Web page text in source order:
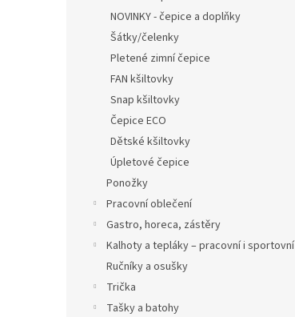
NOVINKY - čepice a doplňky
Šátky/čelenky
Pletené zimní čepice
FAN kšiltovky
Snap kšiltovky
Čepice ECO
Dětské kšiltovky
Úpletové čepice
Ponožky
Pracovní oblečení
Gastro, horeca, zástěry
Kalhoty a tepláky – pracovní i sportovní
Ručníky a osušky
Trička
Tašky a batohy